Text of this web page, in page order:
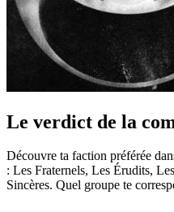
Le verdict de la
Découvre ta faction préférée
: Les Fraternels, Les Érudits,
Sincères. Quel groupe te